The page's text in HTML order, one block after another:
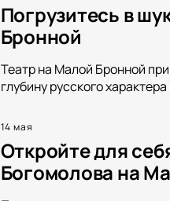
Погрузитесь в
Бронной
Театр на Малой Бронной
глубину русского
14 мая
Откройте для
Богомолова на